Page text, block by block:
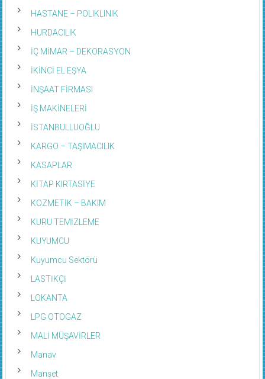
HASTANE – POLIKLINIK
HURDACILIK
İÇ MİMAR – DEKORASYON
İKİNCİ EL EŞYA
İNŞAAT FİRMASI
İŞ MAKİNELERİ
İSTANBULLUOĞLU
KARGO – TAŞIMACILIK
KASAPLAR
KİTAP KIRTASİYE
KOZMETİK – BAKIM
KURU TEMİZLEME
KUYUMCU
Kuyumcu Sektörü
LASTİKÇİ
LOKANTA
LPG OTOGAZ
MALİ MÜŞAVİRLER
Manav
Manşet